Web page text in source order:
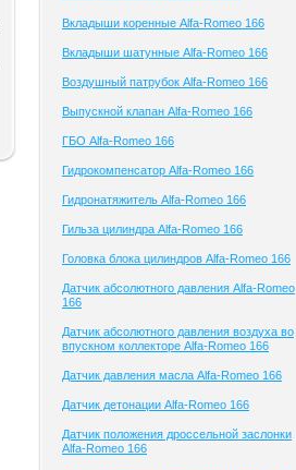
Вкладыши коренные Alfa-Romeo 166
Вкладыши шатунные Alfa-Romeo 166
Воздушный патрубок Alfa-Romeo 166
Выпускной клапан Alfa-Romeo 166
ГБО Alfa-Romeo 166
Гидрокомпенсатор Alfa-Romeo 166
Гидронатяжитель Alfa-Romeo 166
Гильза цилиндра Alfa-Romeo 166
Головка блока цилиндров Alfa-Romeo 166
Датчик абсолютного давления Alfa-Romeo
166
Датчик абсолютного давления воздуха во
впускном коллекторе Alfa-Romeo 166
Датчик давления масла Alfa-Romeo 166
Датчик детонации Alfa-Romeo 166
Датчик положения дроссельной заслонки
Alfa-Romeo 166